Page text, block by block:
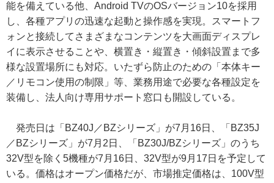
能を備えている他、Android TVのOSバージョン10を採用
し、各種アプリの迅速な起動と操作感を実現。スマートフ
ォンと接続してさまざまなコンテンツを大画面ディスプレ
イに表示させることや、横置き・縦置き・傾斜設置まで多
様な設置場所にも対応。いたずら防止のための「本体キー
／リモコン使用の制限」等、業務用途で必要な各種設定を
装備し、法人向け専用サポート窓口も開設している。
発売日は「BZ40J／BZシリーズ」が7月16日、「BZ35J
／BZシリーズ」が7月2日、「BZ30J/BZシリーズ」のうち
32V型を除く5機種が7月16日、32V型が9月17日を予定して
いる。価格はオープン価格だが、市場推定価格は、100V型